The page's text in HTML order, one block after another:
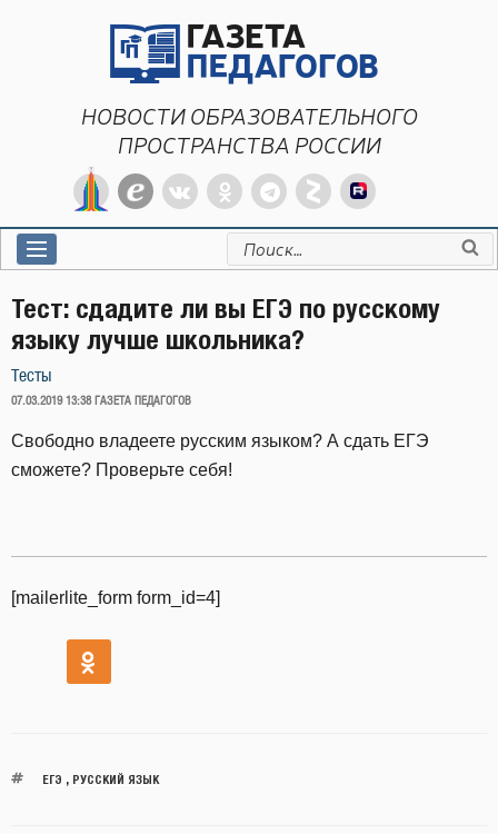
НОВОСТИ ОБРАЗОВАТЕЛЬНОГО
ПРОСТРАНСТВА РОССИИ
Искать:
Тест: сдадите ли вы ЕГЭ по русскому
языку лучше школьника?
Тесты
ОПУБЛИКОВАНО
07.03.2019 13:38 ГАЗЕТА ПЕДАГОГОВ
Свободно владеете русским языком? А сдать ЕГЭ
сможете? Проверьте себя!
[mailerlite_form form_id=4]
ЕГЭ , РУССКИЙ ЯЗЫК